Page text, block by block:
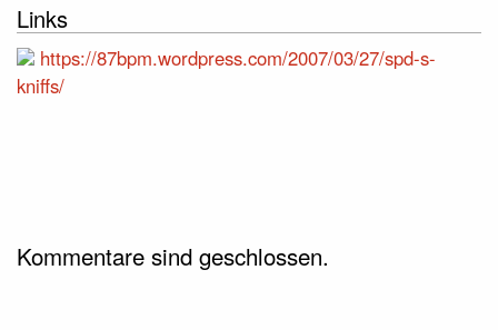
Links
https://87bpm.wordpress.com/2007/03/27/spd-s-
kniffs/
Kommentare sind geschlossen.